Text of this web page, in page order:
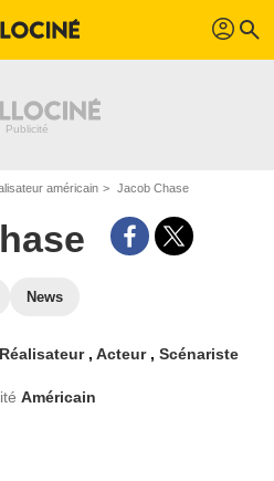
profil search
américain Jacob Chase
News
Réalisateur ,Acteur ,Scénariste
Américain